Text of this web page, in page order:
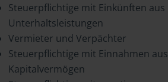
Steuerpflichtige mit Einkünften aus
Unterhaltsleistungen
Vermieter und Verpächter
Steuerpflichtige mit Einnahmen aus
Kapitalvermögen